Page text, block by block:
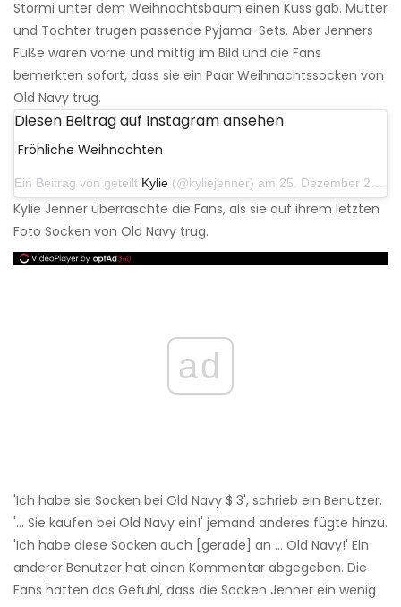
Stormi unter dem Weihnachtsbaum einen Kuss gab. Mutter
und Tochter trugen passende Pyjama-Sets. Aber Jenners
Füße waren vorne und mittig im Bild und die Fans
bemerkten sofort, dass sie ein Paar Weihnachtssocken von
Old Navy trug.
Diesen Beitrag auf Instagram ansehen
Fröhliche Weihnachten
Ein Beitrag von geteilt Kylie (@kyliejenner) am 25. Dezember 2019 um 12:52 Uhr PST
Kylie Jenner überraschte die Fans, als sie auf ihrem letzten
Foto Socken von Old Navy trug.
ad
'Ich habe sie Socken bei Old Navy $ 3', schrieb ein Benutzer.
'... Sie kaufen bei Old Navy ein!' jemand anderes fügte hinzu.
'Ich habe diese Socken auch [gerade] an ... Old Navy!' Ein
anderer Benutzer hat einen Kommentar abgegeben. Die
Fans hatten das Gefühl, dass die Socken Jenner ein wenig